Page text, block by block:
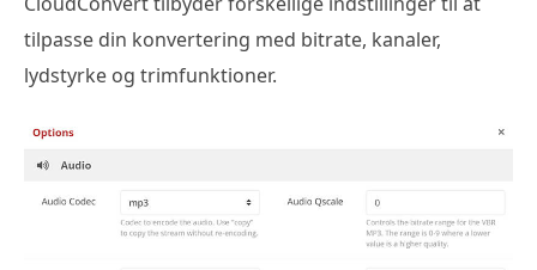
tilpasse din konvertering med bitrate, kanaler,
lydstyrke og trimfunktioner.